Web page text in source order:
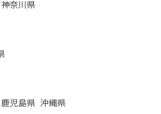
神奈川県
鹿児島県 沖縄県